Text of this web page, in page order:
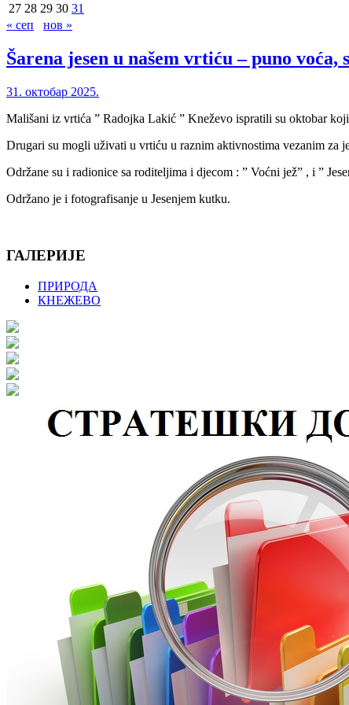
27 28 29 30 31
« сеп
нов »
Šarena jesen u našem vrtiću – puno voća,
31. октобар 2025.
Mališani iz vrtića ” Radojka Lakić ” Kneževo ispratili su oktobar
Drugari su mogli uživati u vrtiću u raznim aktivnostima vezanim za
Održane su i radionice sa roditeljima i djecom : ” Voćni jež” , i ”
Održano je i fotografisanje u Jesenjem kutku.
ГАЛЕРИЈЕ
ПРИРОДА
КНЕЖЕВО